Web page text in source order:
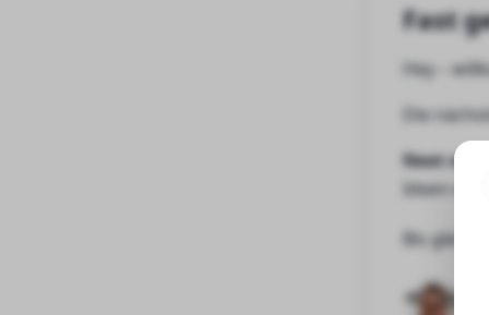
Fast
Hey
–
Die
Next
Ideen
Bis gleich!